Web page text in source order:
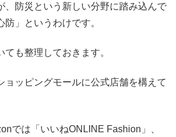
、防災という新しい分野に踏み込んで
」というわけです。
も整理しておきます。
ョッピングモールに公式店舗を構えて
では「いいねONLINE Fashion」、